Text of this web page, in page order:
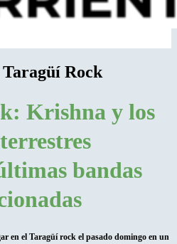
Rock
Krishna y los
bandas
en el Taragüí rock el pasado domingo en un